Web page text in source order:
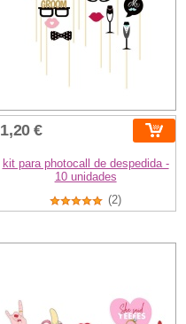
1,20 €
kit para photocall de despedida -
10 unidades
(2)